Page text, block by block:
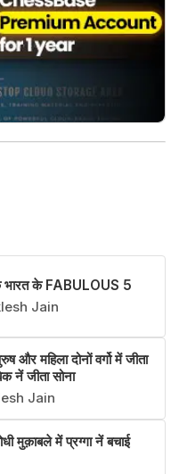
के FABULOUS 5
Jain
और महिला दोनों वर्गो में जीता
नें जीता सोना
Jain
मुक़ाबले में प्रग्गा नें बचाई